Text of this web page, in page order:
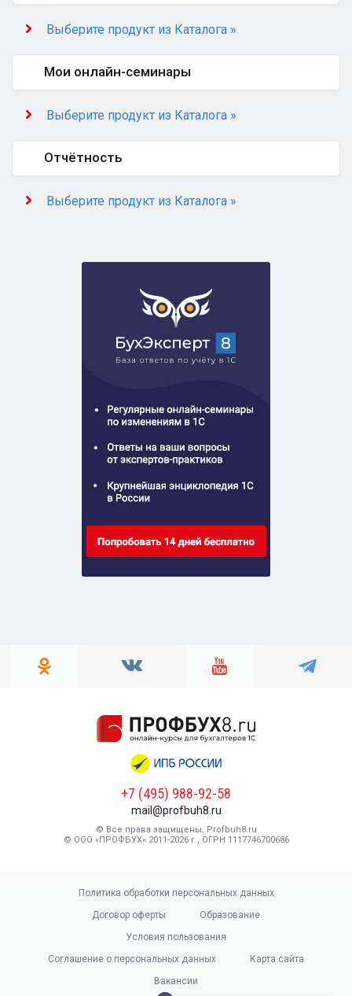
Выберите продукт из Каталога »
Мои онлайн-семинары
Выберите продукт из Каталога »
Отчётность
Выберите продукт из Каталога »
+7 (495) 988-92-58
mail@profbuh8.ru
© Все права защищены, Profbuh8.ru
© ООО «ПРОФБУХ» 2011-2026 г., ОГРН 1117746700686
Политика обработки персональных данных
Договор оферты
Образование
Условия пользования
Соглашение о персональных данных
Карта сайта
Вакансии